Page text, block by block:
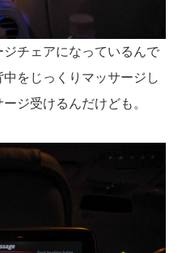
チェアになっているんで
をじっくりマッサージし
ジ受けるんだけども。